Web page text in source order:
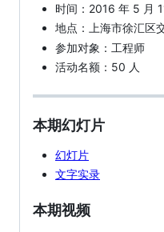
时间：2016 年 5 月
地点：上海市徐汇区
参加对象：工程师
活动名额：50 人
本期幻灯片
幻灯片
文字实录
本期视频